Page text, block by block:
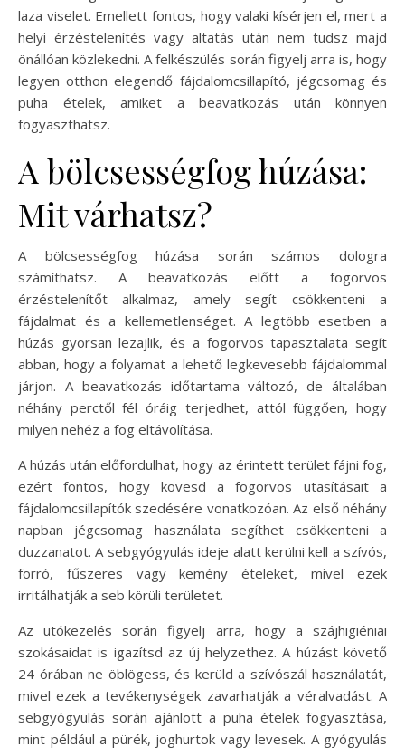
laza viselet. Emellett fontos, hogy valaki kísérjen el, mert a
helyi érzéstelenítés vagy altatás után nem tudsz majd
önállóan közlekedni. A felkészülés során figyelj arra is, hogy
legyen otthon elegendő fájdalomcsillapító, jégcsomag és
puha ételek, amiket a beavatkozás után könnyen
fogyaszthatsz.
A bölcsességfog húzása:
Mit várhatsz?
A bölcsességfog húzása során számos dologra
számíthatsz. A beavatkozás előtt a fogorvos
érzéstelenítőt alkalmaz, amely segít csökkenteni a
fájdalmat és a kellemetlenséget. A legtöbb esetben a
húzás gyorsan lezajlik, és a fogorvos tapasztalata segít
abban, hogy a folyamat a lehető legkevesebb fájdalommal
járjon. A beavatkozás időtartama változó, de általában
néhány perctől fél óráig terjedhet, attól függően, hogy
milyen nehéz a fog eltávolítása.
A húzás után előfordulhat, hogy az érintett terület fájni fog,
ezért fontos, hogy kövesd a fogorvos utasításait a
fájdalomcsillapítók szedésére vonatkozóan. Az első néhány
napban jégcsomag használata segíthet csökkenteni a
duzzanatot. A sebgyógyulás ideje alatt kerülni kell a szívós,
forró, fűszeres vagy kemény ételeket, mivel ezek
irritálhatják a seb körüli területet.
Az utókezelés során figyelj arra, hogy a szájhigiéniai
szokásaidat is igazítsd az új helyzethez. A húzást követő
24 órában ne öblögess, és kerüld a szívószál használatát,
mivel ezek a tevékenységek zavarhatják a véralvadást. A
sebgyógyulás során ajánlott a puha ételek fogyasztása,
mint például a pürék, joghurtok vagy levesek. A gyógyulás